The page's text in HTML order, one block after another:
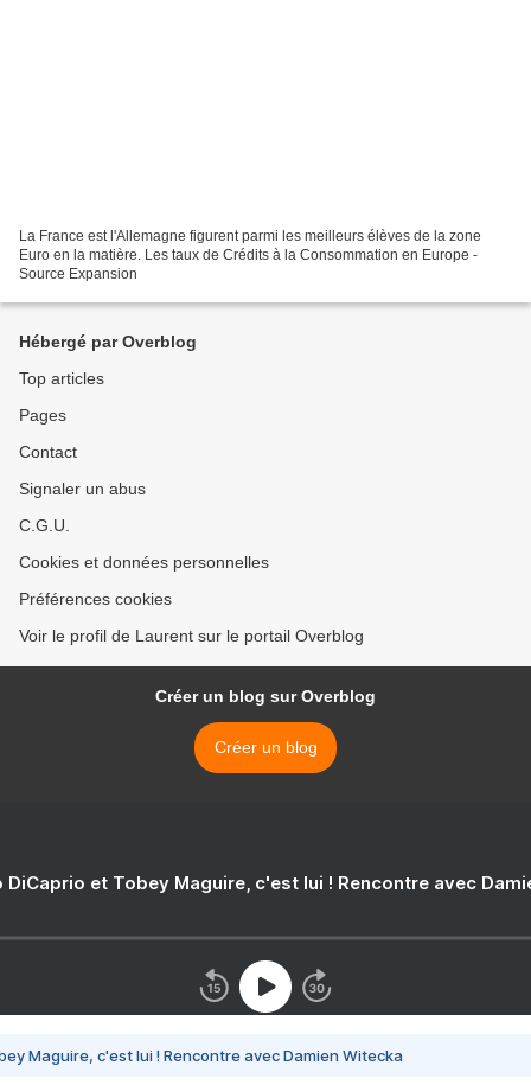
La France est l'Allemagne figurent parmi les meilleurs élèves de la zone
Euro en la matière. Les taux de Crédits à la Consommation en Europe -
Source Expansion
Hébergé par Overblog
Top articles
Pages
Contact
Signaler un abus
C.G.U.
Cookies et données personnelles
Préférences cookies
Voir le profil de Laurent sur le portail Overblog
Créer un blog sur Overblog
Créer un blog
DiCaprio et Tobey Maguire, c'est lui ! Rencontre avec
Maguire, c'est lui ! Rencontre avec Damien Witecka